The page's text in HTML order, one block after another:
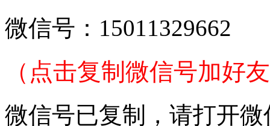
微信号： 15011329662
（点击复制微信号加好
微信号已复制，请打开